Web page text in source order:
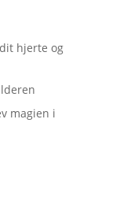
hjerte og
magien i